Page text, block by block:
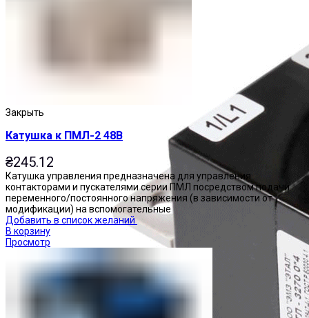
Закрыть
Катушка к ПМЛ-2 48В
₴245.12
Катушка управления предназначена для управления
контакторами и пускателями серии ПМЛ посредством подачи
переменного/постоянного напряжения (в зависимости от
модификации) на вспомогательные
Добавить в список желаний
В корзину
Просмотр